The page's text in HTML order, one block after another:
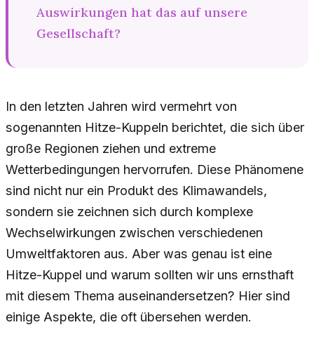
Auswirkungen hat das auf unsere
Gesellschaft?
In den letzten Jahren wird vermehrt von
sogenannten Hitze-Kuppeln berichtet, die sich über
große Regionen ziehen und extreme
Wetterbedingungen hervorrufen. Diese Phänomene
sind nicht nur ein Produkt des Klimawandels,
sondern sie zeichnen sich durch komplexe
Wechselwirkungen zwischen verschiedenen
Umweltfaktoren aus. Aber was genau ist eine
Hitze-Kuppel und warum sollten wir uns ernsthaft
mit diesem Thema auseinandersetzen? Hier sind
einige Aspekte, die oft übersehen werden.